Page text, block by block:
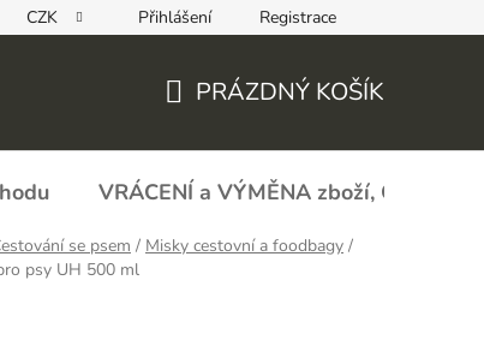
FORMULÁŘ - zboží s vadou
CZK Přihlášení Registrace
KOŠÍK
PRÁZDNÝ KOŠÍK
VRÁCENÍ a VÝMĚNA zboží,
se psem / Misky cestovní a foodbagy /
psy UH 500 ml